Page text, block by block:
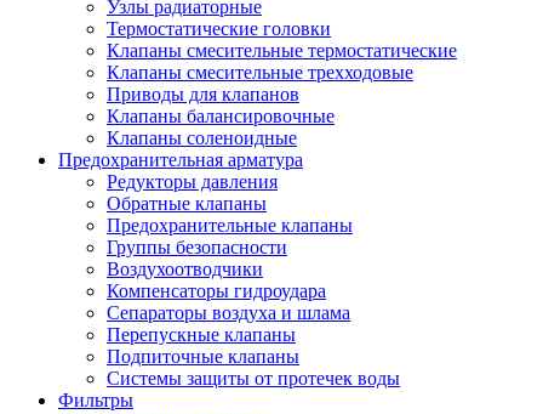
Узлы радиаторные
Термостатические головки
Клапаны смесительные термостатические
Клапаны смесительные трехходовые
Приводы для клапанов
Клапаны балансировочные
Клапаны соленоидные
Предохранительная арматура
Редукторы давления
Обратные клапаны
Предохранительные клапаны
Группы безопасности
Воздухоотводчики
Компенсаторы гидроудара
Сепараторы воздуха и шлама
Перепускные клапаны
Подпиточные клапаны
Системы защиты от протечек воды
Фильтры